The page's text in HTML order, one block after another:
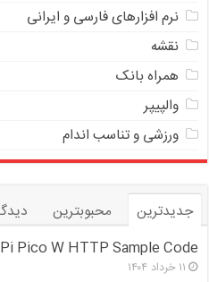
نرم افزارهای فارسی و ایرانی
نقشه
همراه بانک
والپیپر
ورزشی و تناسب اندام
جدیدترین محبوبترین
Pico W HTTP Sample Code
۱۱ خرداد ۱۴۰۴